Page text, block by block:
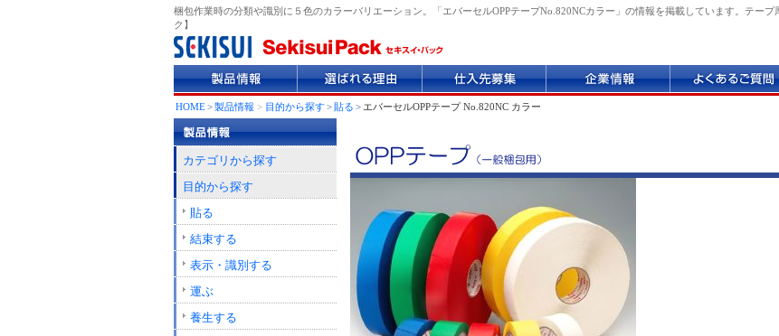
梱包作業時の分類や識別に５色のカラーバリエーション。「エバーセルOPPテープNo.820NCカラー」の情報を掲載しています。テー
ク】
品
情
報
ば
れ
理
入
先
業
く
HOME>製品情報 > 目的から探す> 貼る > エバーセルOPPテープ No.820NC カラー
カテゴリから探す
目的から探す
貼る
結束する
表示・識別する
運ぶ
養生する